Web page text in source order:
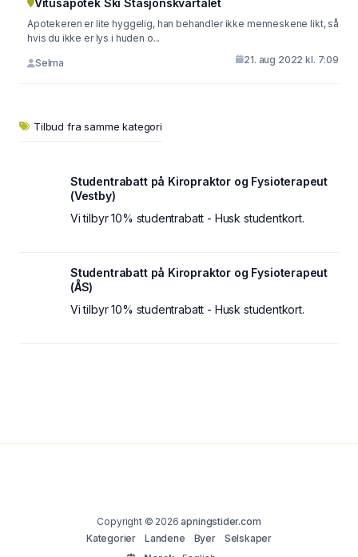
Apotekeren er lite hyggelig, han behandler ikke menneskene likt, så
hvis du ikke er lys i huden o...
Selma 21. aug 2022 kl. 7:09
Tilbud fra samme kategori
Studentrabatt på Kiropraktor og Fysioterapeut
(Vestby)
Vi tilbyr 10% studentrabatt - Husk studentkort.
Studentrabatt på Kiropraktor og Fysioterapeut
(ÅS)
Vi tilbyr 10% studentrabatt - Husk studentkort.
Copyright © 2026apningstider.com
Kategorier
Landene Byer
Selskaper